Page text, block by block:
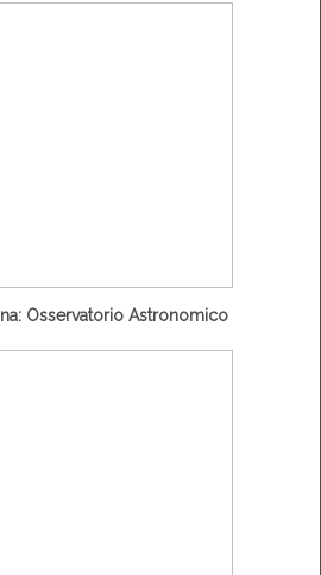
Osservatorio Astronomico